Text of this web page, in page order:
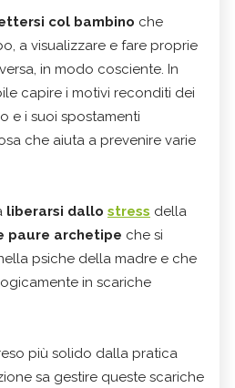
col bambino che
a visualizzare e fare proprie
in modo cosciente. In
capire i motivi reconditi dei
e i suoi spostamenti
che aiuta a prevenire varie
liberarsi dallo stress della
paure archetipe che si
psiche della madre e che
in scariche
più solido dalla pratica
sa gestire queste scariche